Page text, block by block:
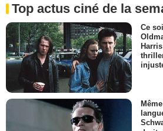
Top actus ciné de la
Ce